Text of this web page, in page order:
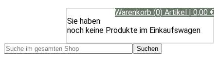
Warenkorb (0) Artikel | 0,00 €
Sie haben
noch keine Produkte im Einkaufswagen